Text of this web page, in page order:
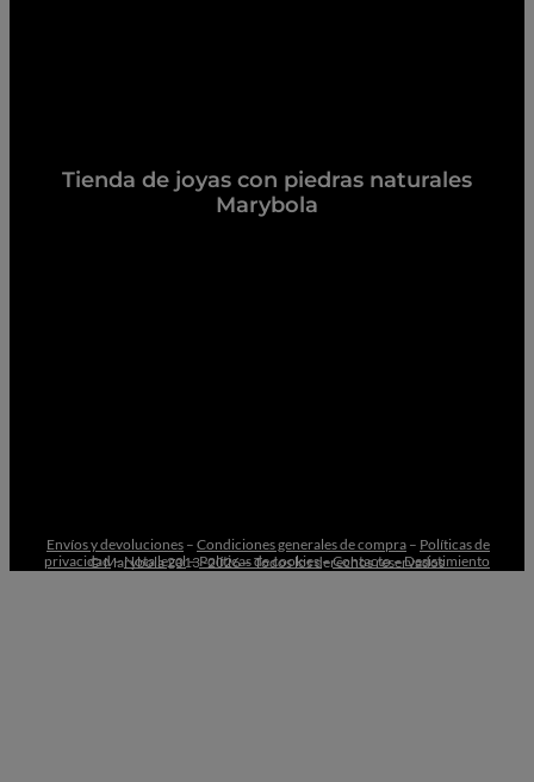
Tienda de joyas con piedras naturales
Marybola
Envíos y devoluciones – Condiciones generales de compra – Políticas de
privacidad–Nota legal–Políticas de cookies–Contacto –Desistimiento
© Marybola 2013 -2026 – Todos los derechos reservados